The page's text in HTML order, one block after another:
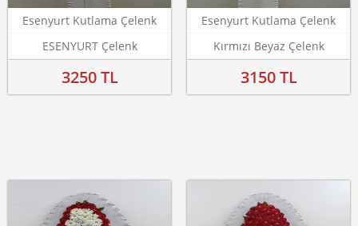
Esenyurt Kutlama Çelenk
ESENYURT Çelenk
3250 TL
Esenyurt Kutlama Çelenk
Kırmızı Beyaz Çelenk
3150 TL